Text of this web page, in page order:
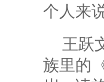
个人来
王跃
族里的